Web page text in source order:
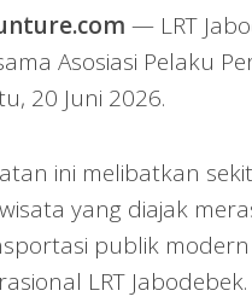
— LRT
Asosiasi Pelaku
20 Juni 2026.
ini melibatkan
yang diajak
publik
LRT Jabodebek.